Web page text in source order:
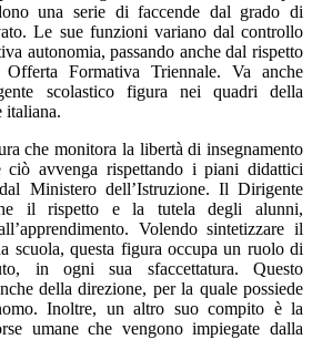
una serie di faccende dal grado di
Le sue funzioni variano dal controllo
autonomia, passando anche dal rispetto
Formativa Triennale. Va anche
scolastico figura nei quadri della
italiana.
che monitora la libertà di insegnamento
avvenga rispettando i piani didattici
Ministero dell’Istruzione. Il Dirigente
il rispetto e la tutela degli alunni,
Volendo sintetizzare il
scuola, questa figura occupa un ruolo di
in ogni sua sfaccettatura. Questo
della direzione, per la quale possiede
Inoltre, un altro suo compito è la
umane che vengono impiegate dalla